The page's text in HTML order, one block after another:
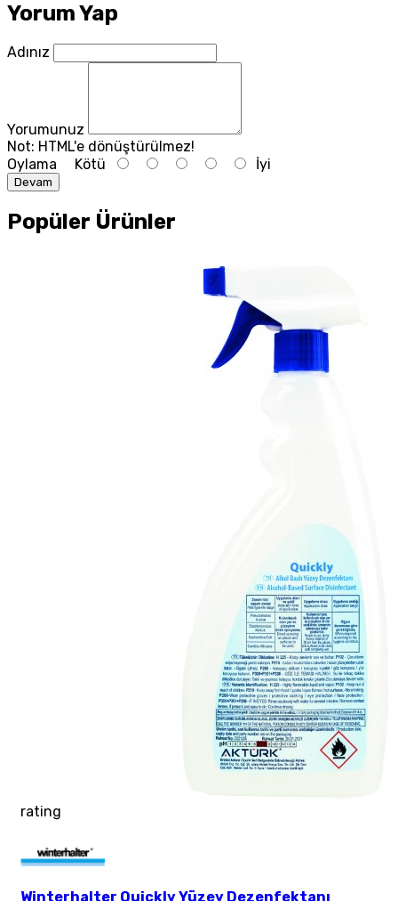
Yorum Yap
Adınız
Yorumunuz
Not: HTML'e dönüştürülmez!
Oylama Kötü İyi
Devam
Popüler Ürünler
rating
Winterhalter Quickly Yüzey Dezenfektanı